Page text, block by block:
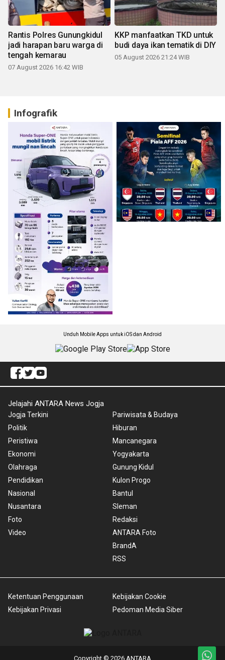
Rantis Polres Gunungkidul
jadi harapan baru warga di
tengah kemarau
07 August 2026 16:42 WIB
KKP manfaatkan TKD untuk
budi daya ikan tematik di DIY
05 August 2026 21:24 WIB
Infografik
Unduh Mobile Apps untuk iOS dan Android
Jelajahi ANTARA News Jogja
Jogja Terkini
Politik
Peristiwa
Ekonomi
Olahraga
Pendidikan
Nasional
Nusantara
Foto
Video
Pariwisata & Budaya
Hiburan
Mancanegara
Yogyakarta
Gunung Kidul
Kulon Progo
Bantul
Sleman
Redaksi
ANTARA Foto
BrandA
RSS
Ketentuan Penggunaan
Kebijakan Privasi
Kebijakan Cookie
Pedoman Media Siber
Copyright © 2026 ANTARA